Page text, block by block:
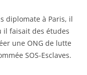
diplomate à Paris, il
il faisait des études
une ONG de lutte
SOS-Esclaves.